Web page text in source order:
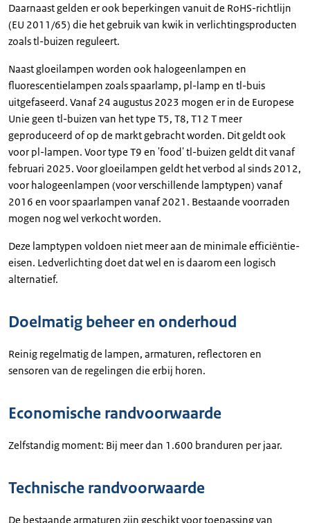
Daarnaast gelden er ook beperkingen vanuit de RoHS-richtlijn
(EU 2011/65) die het gebruik van kwik in verlichtingsproducten
zoals tl-buizen reguleert.
Naast gloeilampen worden ook halogeenlampen en
fluorescentielampen zoals spaarlamp, pl-lamp en tl-buis
uitgefaseerd. Vanaf 24 augustus 2023 mogen er in de Europese
Unie geen tl-buizen van het type T5, T8, T12 T meer
geproduceerd of op de markt gebracht worden. Dit geldt ook
voor pl-lampen. Voor type T9 en 'food' tl-buizen geldt dit vanaf
februari 2025. Voor gloeilampen geldt het verbod al sinds 2012,
voor halogeenlampen (voor verschillende lamptypen) vanaf
2016 en voor spaarlampen vanaf 2021. Bestaande voorraden
mogen nog wel verkocht worden.
Deze lamptypen voldoen niet meer aan de minimale efficiëntie-
eisen. Ledverlichting doet dat wel en is daarom een logisch
alternatief.
Doelmatig beheer en onderhoud
Reinig regelmatig de lampen, armaturen, reflectoren en
sensoren van de regelingen die erbij horen.
Economische randvoorwaarde
Zelfstandig moment: Bij meer dan 1.600 branduren per jaar.
Technische randvoorwaarde
De bestaande armaturen zijn geschikt voor toepassing van